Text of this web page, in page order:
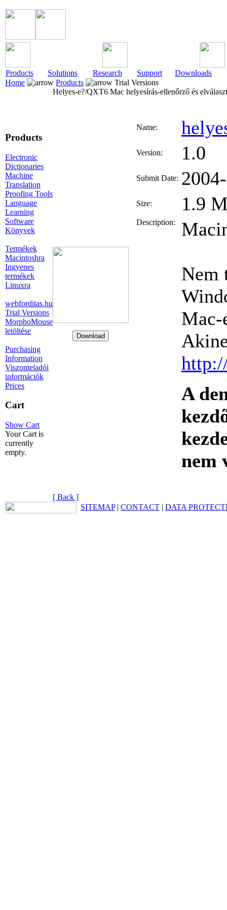
Products Solutions Research Support
Downloads
Home
Products Trial Versions
Products
Electronic
Dictionaries
Machine
Translation
Proofing Tools
Language
Learning
Software
Könyvek
Termékek
Macintoshra
Ingyenes
termékek
Linuxra
webforditas.hu
Trial Versions
MorphoMouse
letöltése
Purchasing
Information
Viszonteladói
információk
Prices
Cart
Show Cart
Your Cart is
currently
empty.
Helyes-e?/QXT6 Mac helyesírás-ellenőrző és
Name:
Version: 1.0
Submit Date:
Size: 1.9
Description:
Nem
Mac-
A
nem
[ Back ]
SITEMAP| CONTACT | DATA